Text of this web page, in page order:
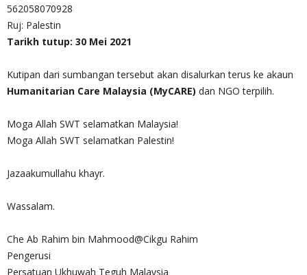
562058070928
Ruj: Palestin
Tarikh tutup: 30 Mei 2021
Kutipan dari sumbangan tersebut akan disalurkan terus ke akaun
Humanitarian Care Malaysia (MyCARE) dan NGO terpilih.
Moga Allah SWT selamatkan Malaysia!
Moga Allah SWT selamatkan Palestin!
Jazaakumullahu khayr.
Wassalam.
Che Ab Rahim bin Mahmood@Cikgu Rahim
Pengerusi
Persatuan Ukhuwah Teguh Malaysia